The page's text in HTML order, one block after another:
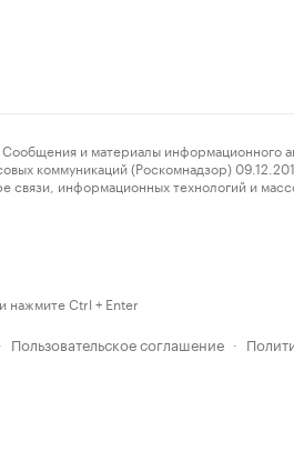
и материалы информационного
коммуникаций (Роскомнадзор)
информационных технологий и
нажмите Ctrl + Enter
· Пользовательское соглашение ·